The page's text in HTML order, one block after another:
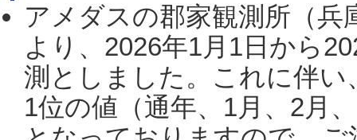
アメダスの郡家観測所（
より、2026年1月1日から
測としました。これに伴い
1位の値（通年、1月、2月